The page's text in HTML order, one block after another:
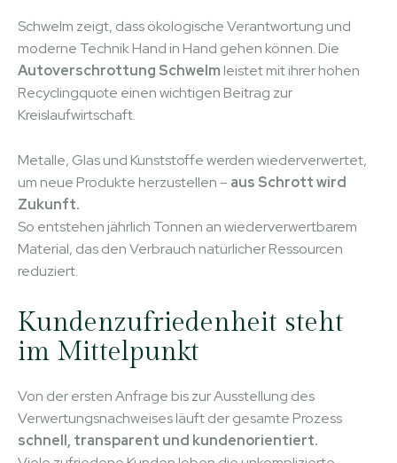
Schwelm zeigt, dass ökologische Verantwortung und
moderne Technik Hand in Hand gehen können. Die
Autoverschrottung Schwelm leistet mit ihrer hohen
Recyclingquote einen wichtigen Beitrag zur
Kreislaufwirtschaft.
Metalle, Glas und Kunststoffe werden wiederverwertet,
um neue Produkte herzustellen – aus Schrott wird
Zukunft.
So entstehen jährlich Tonnen an wiederverwertbarem
Material, das den Verbrauch natürlicher Ressourcen
reduziert.
Kundenzufriedenheit steht
im Mittelpunkt
Von der ersten Anfrage bis zur Ausstellung des
Verwertungsnachweises läuft der gesamte Prozess
schnell, transparent und kundenorientiert.